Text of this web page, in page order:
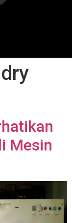
Mesin